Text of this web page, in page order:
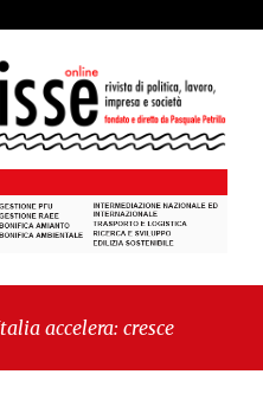
cresce l’occupazione,